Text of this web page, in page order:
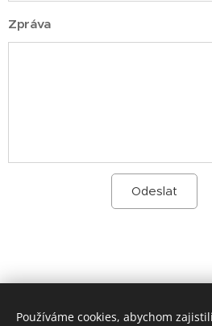
Zpráva
Odeslat
Používáme cookies, abychom